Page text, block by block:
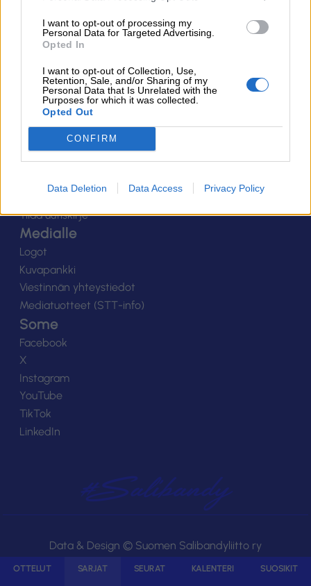
I want to opt-out of processing my
Personal Data for Targeted Advertising.
Opted In
I want to opt-out of Collection, Use,
Retention, Sale, and/or Sharing of my
Personal Data that Is Unrelated with the
Purposes for which it was collected.
Opted Out
CONFIRM
Data Deletion Data Access Privacy Policy
Suomen Salibandyliitto ry.
Alakiventie 2, 00920 Helsinki
Puh. 040 052 9017
asiakaspalvelu[at]salibandy.fi
Ota yhteyttä
Yhteystiedot
Henkilöstö
Tilaa uutiskirje
Medialle
Logot
Kuvapankki
Viestinnän yhteystiedot
Mediatuotteet (STT-info)
Some
Facebook
X
Instagram
YouTube
TikTok
LinkedIn
#Salibandy
Data & Design © Suomen Salibandyliitto ry
© TorneoPal
OTTELUT SARJAT SEURAT KALENTERI SUOSIKIT